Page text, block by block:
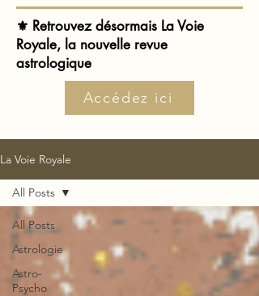
⚜️ Retrouvez désormais La Voie
Royale, la nouvelle revue
astrologique
Accédez ici
La Voie Royale
All Posts
Astrologie
Astro-
Psycho
All Posts